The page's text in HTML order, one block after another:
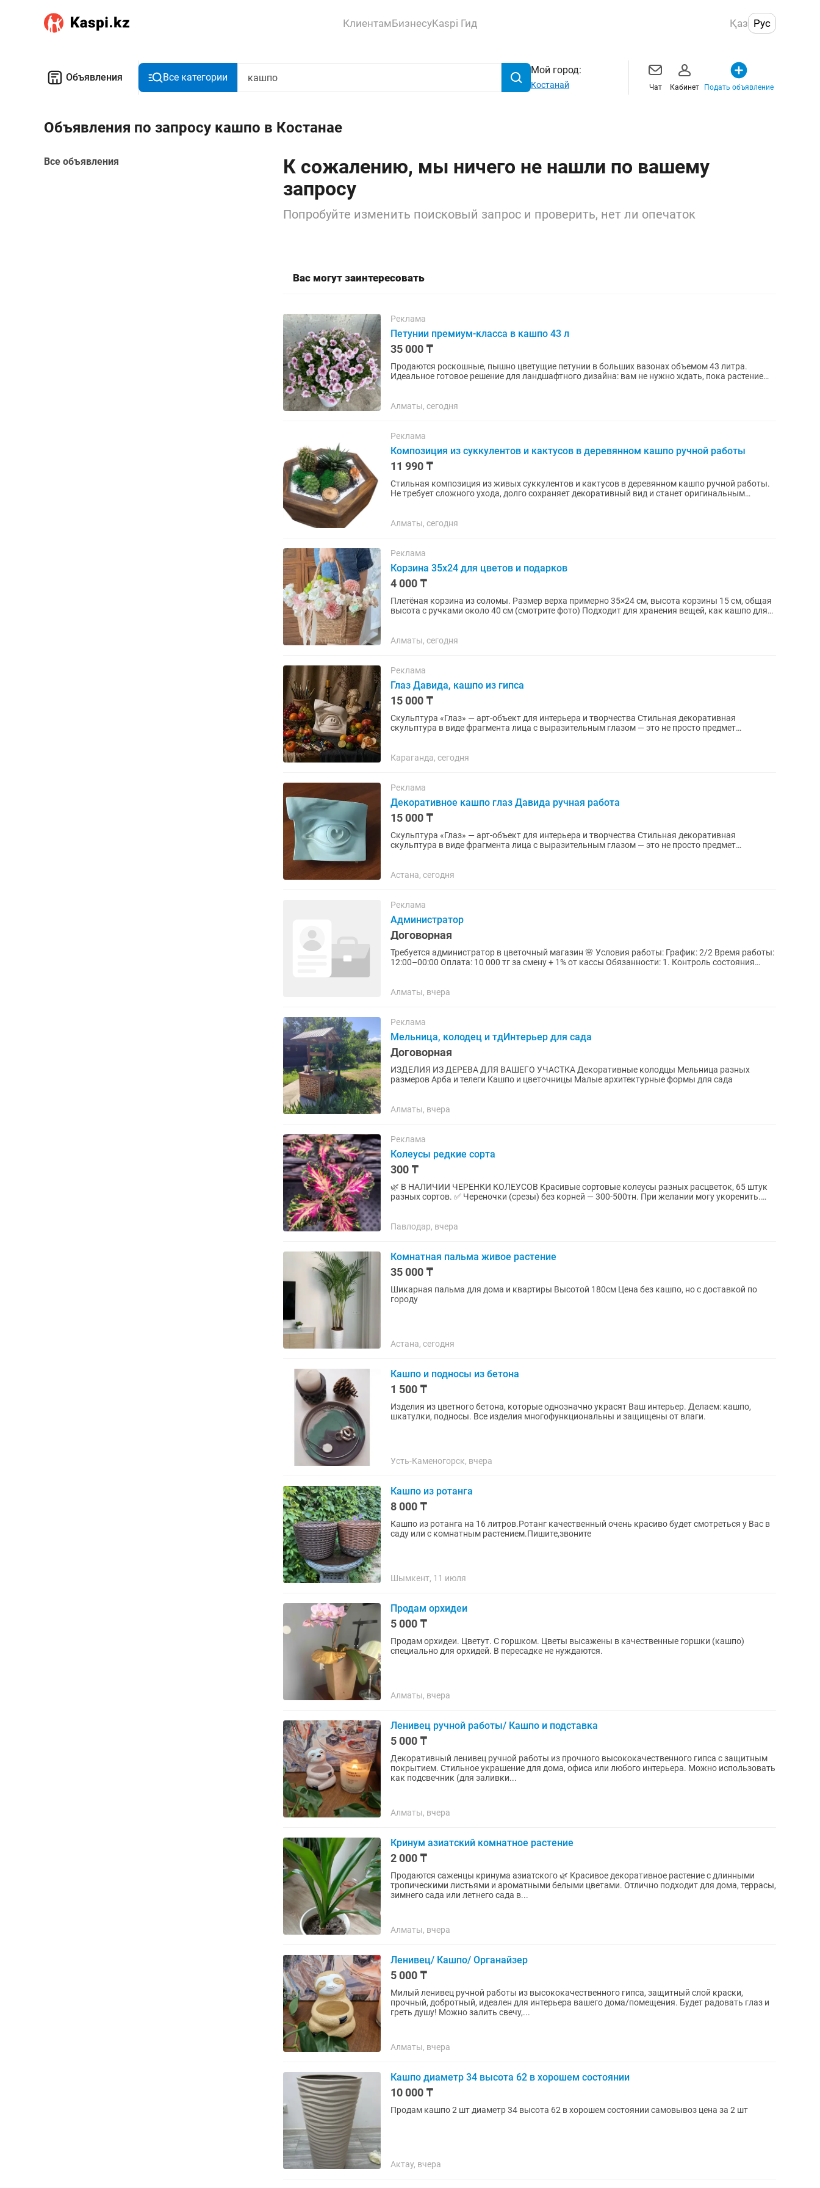
КлиентамБизнесуKaspi Гид Қаз Рус
Объявления Все категории
Мой город:
Костанай Чат Кабинет Подать объявление
Объявления по запросу кашпо в Костанае
Все объявления
К сожалению, мы ничего не нашли по вашему
запросу
Попробуйте изменить поисковый запрос и проверить, нет ли опечаток
Вас могут заинтересовать
Реклама
Петунии премиум-класса в кашпо 43 л
35 000 ₸
Продаются роскошные, пышно цветущие петунии в больших вазонах объемом 43 литра.
Идеальное готовое решение для ландшафтного дизайна: вам не нужно ждать, пока растение
Алматы, сегодня
Реклама
Композиция из суккулентов и кактусов в деревянном кашпо ручной работы
11 990 ₸
Стильная композиция из живых суккулентов и кактусов в деревянном кашпо ручной работы.
Не требует сложного ухода, долго сохраняет декоративный вид и станет оригинальным
Алматы, сегодня
Реклама
Корзина 35х24 для цветов и подарков
4 000 ₸
Плетёная корзина из соломы. Размер верха примерно 35×24 см, высота корзины 15 см, общая
высота с ручками около 40 см (смотрите фото) Подходит для хранения вещей, как кашпо для
Алматы, сегодня
Реклама
Глаз Давида, кашпо из гипса
15 000 ₸
Скульптура «Глаз» — арт-объект для интерьера и творчества Стильная декоративная
скульптура в виде фрагмента лица с выразительным глазом — это не просто предмет
Караганда, сегодня
Реклама
Декоративное кашпо глаз Давида ручная работа
15 000 ₸
Скульптура «Глаз» — арт-объект для интерьера и творчества Стильная декоративная
скульптура в виде фрагмента лица с выразительным глазом — это не просто предмет
Астана, сегодня
Реклама
Администратор
Договорная
Требуется администратор в цветочный магазин 🌸 Условия работы: График: 2/2 Время работы:
12:00–00:00 Оплата: 10 000 тг за смену + 1% от кассы Обязанности: 1. Контроль состояния
Алматы, вчера
Реклама
Мельница, колодец и тдИнтерьер для сада
Договорная
ИЗДЕЛИЯ ИЗ ДЕРЕВА ДЛЯ ВАШЕГО УЧАСТКА Декоративные колодцы Мельница разных
размеров Арба и телеги Кашпо и цветочницы Малые архитектурные формы для сада
Алматы, вчера
Реклама
Колеусы редкие сорта
300 ₸
🌿 В НАЛИЧИИ ЧЕРЕНКИ КОЛЕУСОВ Красивые сортовые колеусы разных расцветок, 65 штук
разных сортов. ✅ Череночки (срезы) без корней — 300-500тн. При желании могу укоренить.
Павлодар, вчера
Комнатная пальма живое растение
35 000 ₸
Шикарная пальма для дома и квартиры Высотой 180см Цена без кашпо, но с доставкой по
городу
Астана, сегодня
Кашпо и подносы из бетона
1 500 ₸
Изделия из цветного бетона, которые однозначно украсят Ваш интерьер. Делаем: кашпо,
шкатулки, подносы. Все изделия многофункциональны и защищены от влаги.
Усть-Каменогорск, вчера
Кашпо из ротанга
8 000 ₸
Кашпо из ротанга на 16 литров.Ротанг качественный очень красиво будет смотреться у Вас в
саду или с комнатным растением.Пишите,звоните
Шымкент, 11 июля
Продам орхидеи
5 000 ₸
Продам орхидеи. Цветут. С горшком. Цветы высажены в качественные горшки (кашпо)
специально для орхидей. В пересадке не нуждаются.
Алматы, вчера
Ленивец ручной работы/ Кашпо и подставка
5 000 ₸
Декоративный ленивец ручной работы из прочного высококачественного гипса с защитным
покрытием. Стильное украшение для дома, офиса или любого интерьера. Можно использовать
как подсвечник (для заливки...
Алматы, вчера
Кринум азиатский комнатное растение
2 000 ₸
Продаются саженцы кринума азиатского 🌿 Красивое декоративное растение с длинными
тропическими листьями и ароматными белыми цветами. Отлично подходит для дома, террасы,
зимнего сада или летнего сада в...
Алматы, вчера
Ленивец/ Кашпо/ Органайзер
5 000 ₸
Милый ленивец ручной работы из высококачественного гипса, защитный слой краски,
прочный, добротный, идеален для интерьера вашего дома/помещения. Будет радовать глаз и
греть душу! Можно залить свечу,...
Алматы, вчера
Кашпо диаметр 34 высота 62 в хорошем состоянии
10 000 ₸
Продам кашпо 2 шт диаметр 34 высота 62 в хорошем состоянии самовывоз цена за 2 шт
Актау, вчера